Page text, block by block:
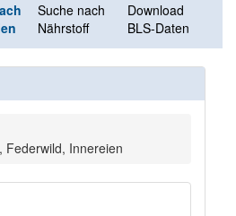
Suche nach
Nährstoff
Download
BLS-Daten
Federwild, Innereien